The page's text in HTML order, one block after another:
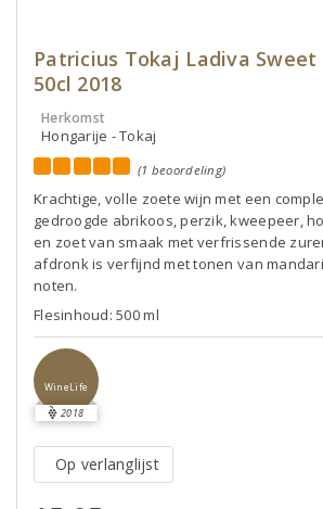
Patricius Tokaj Ladiva Sweet
50cl 2018
Herkomst
Hongarije - Tokaj
(1 beoordeling)
Krachtige, volle zoete wijn met een
gedroogde abrikoos, perzik, kweepeer,
en zoet van smaak met verfrissende
afdronk is verfijnd met tonen van
noten.
Flesinhoud: 500 ml
WineLife
2018
Op verlanglijst